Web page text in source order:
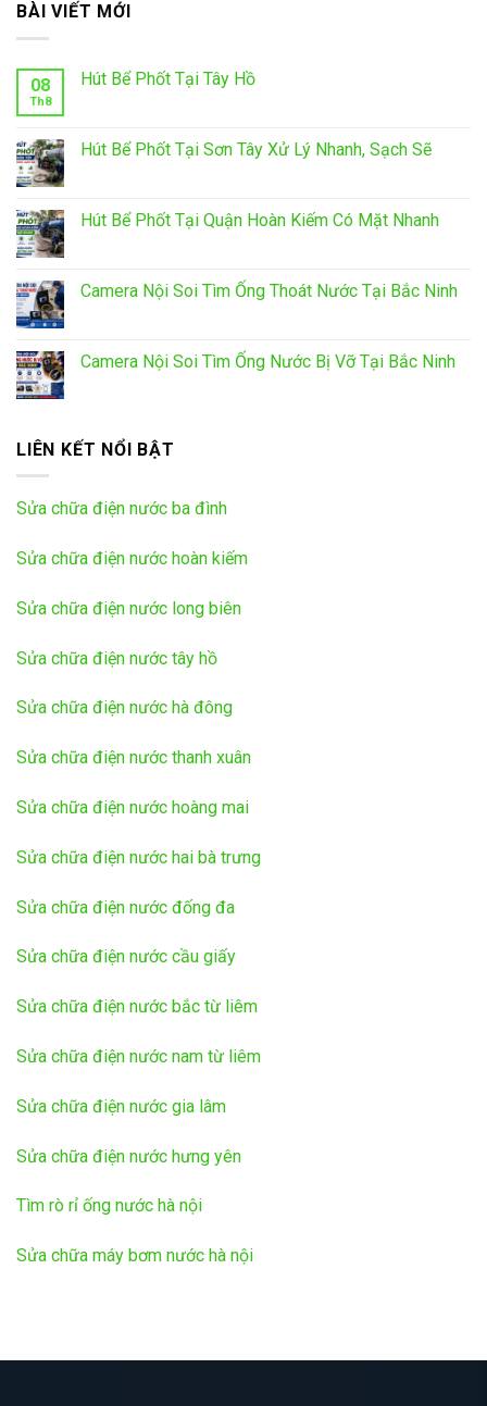
BÀI VIẾT MỚI
08
Th8
Hút Bể Phốt Tại Tây Hồ
Hút Bể Phốt Tại Sơn Tây Xử Lý Nhanh, Sạch Sẽ
Hút Bể Phốt Tại Quận Hoàn Kiếm Có Mặt Nhanh
Camera Nội Soi Tìm Ống Thoát Nước Tại Bắc Ninh
Camera Nội Soi Tìm Ống Nước Bị Vỡ Tại Bắc Ninh
LIÊN KẾT NỔI BẬT
Sửa chữa điện nước ba đình
Sửa chữa điện nước hoàn kiếm
Sửa chữa điện nước long biên
Sửa chữa điện nước tây hồ
Sửa chữa điện nước hà đông
Sửa chữa điện nước thanh xuân
Sửa chữa điện nước hoàng mai
Sửa chữa điện nước hai bà trưng
Sửa chữa điện nước đống đa
Sửa chữa điện nước cầu giấy
Sửa chữa điện nước bắc từ liêm
Sửa chữa điện nước nam từ liêm
Sửa chữa điện nước gia lâm
Sửa chữa điện nước hưng yên
Tìm rò rỉ ống nước hà nội
Sửa chữa máy bơm nước hà nội